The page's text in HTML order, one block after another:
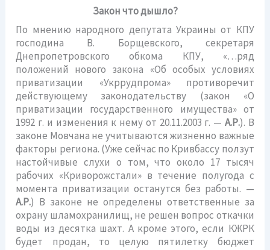
Закон что дышло?
По мнению народного депутата Украины от КПУ
господина В. Борщевского, секретаря
Днепропетровского обкома КПУ, «…ряд
положений нового закона «Об особых условиях
приватизации «Укррудпрома» противоречит
действующему законодательству (закон «О
приватизации государственного имущества» от
1992 г. и изменения к нему от 20.11.2003 г. —А.Р.). В
законе Мовчана не учитываются жизненно важные
факторы региона. (Уже сейчас по Кривбассу ползут
настойчивые слухи о том, что около 17 тысяч
рабочих «Криворожстали» в течение полугода с
момента приватизации останутся без работы. —
А.Р.) В законе не определены ответственные за
охрану шламохранилищ, не решен вопрос откачки
воды из десятка шахт. А кроме этого, если КЖРК
будет продан, то целую пятилетку бюджет